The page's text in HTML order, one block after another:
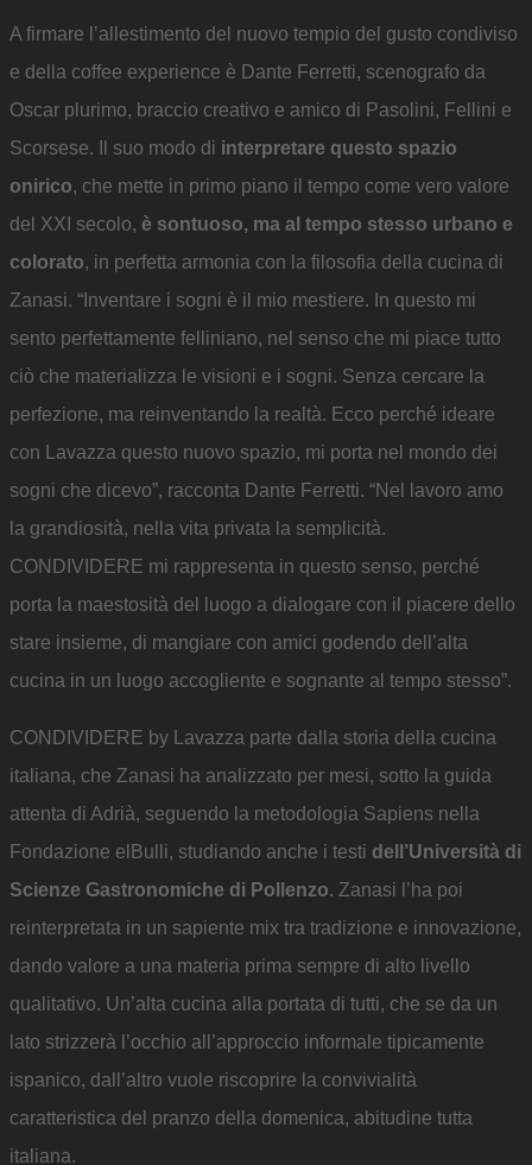
A firmare l’allestimento del nuovo tempio del gusto condiviso
e della coffee experience è Dante Ferretti, scenografo da
Oscar plurimo, braccio creativo e amico di Pasolini, Fellini e
Scorsese. Il suo modo di interpretare questo spazio
onirico, che mette in primo piano il tempo come vero valore
del XXI secolo, è sontuoso, ma al tempo stesso urbano e
colorato, in perfetta armonia con la filosofia della cucina di
Zanasi. “Inventare i sogni è il mio mestiere. In questo mi
sento perfettamente felliniano, nel senso che mi piace tutto
ciò che materializza le visioni e i sogni. Senza cercare la
perfezione, ma reinventando la realtà. Ecco perché ideare
con Lavazza questo nuovo spazio, mi porta nel mondo dei
sogni che dicevo”, racconta Dante Ferretti. “Nel lavoro amo
la grandiosità, nella vita privata la semplicità.
CONDIVIDERE mi rappresenta in questo senso, perché
porta la maestosità del luogo a dialogare con il piacere dello
stare insieme, di mangiare con amici godendo dell’alta
cucina in un luogo accogliente e sognante al tempo stesso”.
CONDIVIDERE by Lavazza parte dalla storia della cucina
italiana, che Zanasi ha analizzato per mesi, sotto la guida
attenta di Adrià, seguendo la metodologia Sapiens nella
Fondazione elBulli, studiando anche i testi dell’Università di
Scienze Gastronomiche di Pollenzo. Zanasi l’ha poi
reinterpretata in un sapiente mix tra tradizione e innovazione,
dando valore a una materia prima sempre di alto livello
qualitativo. Un’alta cucina alla portata di tutti, che se da un
lato strizzerà l’occhio all’approccio informale tipicamente
ispanico, dall’altro vuole riscoprire la convivialità
caratteristica del pranzo della domenica, abitudine tutta
italiana.